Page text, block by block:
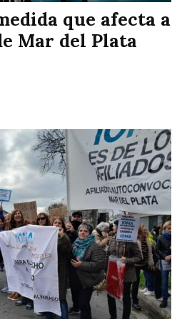
que afecta a
Mar del Plata